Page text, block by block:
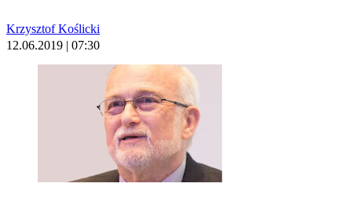
Krzysztof Koślicki
12.06.2019 | 07:30